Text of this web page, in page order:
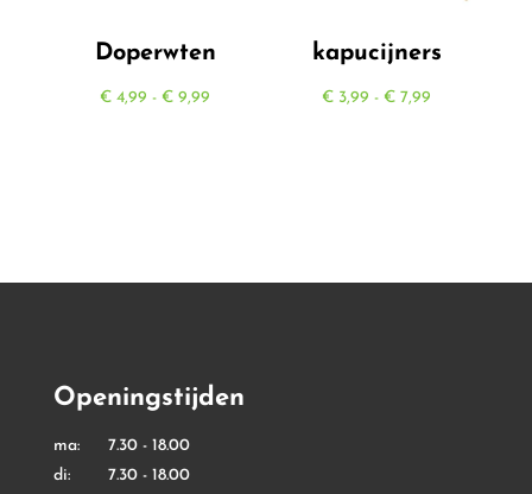
Doperwten
€ 4,99 - € 9,99
kapucijners
€ 3,99 - € 7,99
Openingstijden
ma: 7.30 - 18.00
di: 7.30 - 18.00